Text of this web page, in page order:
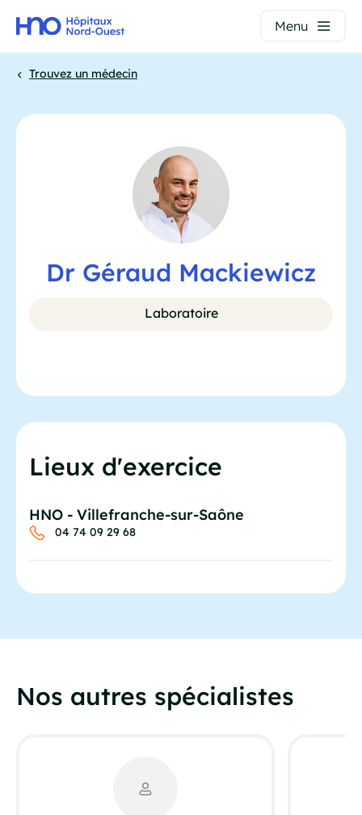
principal
Menu
d'Ariane
Trouvez un médecin
Dr Géraud Mackiewicz
Laboratoire
Lieux d'exercice
HNO - Villefranche-sur-Saône
04 74 09 29 68
Nos autres spécialistes